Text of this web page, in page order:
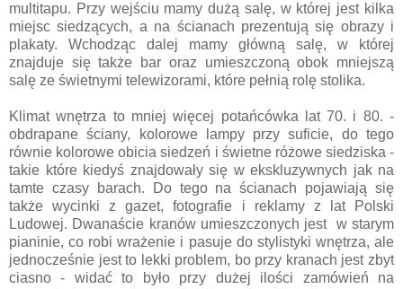
multitapu. Przy wejściu mamy dużą salę, w której jest kilka
miejsc siedzących, a na ścianach prezentują się obrazy i
plakaty. Wchodząc dalej mamy główną salę, w której
znajduje się także bar oraz umieszczoną obok mniejszą
salę ze świetnymi telewizorami, które pełnią rolę stolika.
Klimat wnętrza to mniej więcej potańcówka lat 70. i 80. -
obdrapane ściany, kolorowe lampy przy suficie, do tego
równie kolorowe obicia siedzeń i świetne różowe siedziska -
takie które kiedyś znajdowały się w ekskluzywnych jak na
tamte czasy barach. Do tego na ścianach pojawiają się
także wycinki z gazet, fotografie i reklamy z lat Polski
Ludowej. Dwanaście kranów umieszczonych jest w starym
pianinie, co robi wrażenie i pasuje do stylistyki wnętrza, ale
jednocześnie jest to lekki problem, bo przy kranach jest zbyt
ciasno - widać to było przy dużej ilości zamówień na